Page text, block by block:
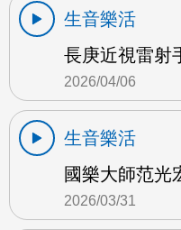
生音樂活
長庚近視雷射
2026/04/06
生音樂活
國樂大師范光
2026/03/31